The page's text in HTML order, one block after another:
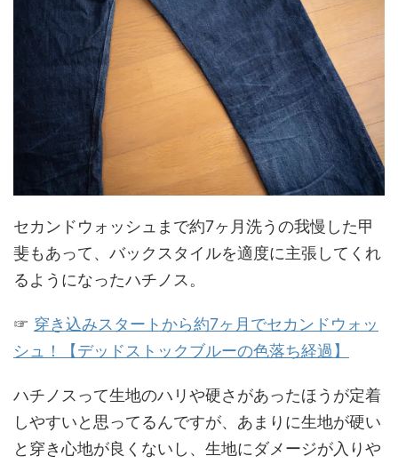
セカンドウォッシュまで約7ヶ月洗うの我慢した甲
斐もあって、バックスタイルを適度に主張してくれ
るようになったハチノス。
☞ 穿き込みスタートから約7ヶ月でセカンドウォッ
シュ！【デッドストックブルーの色落ち経過】
ハチノスって生地のハリや硬さがあったほうが定着
しやすいと思ってるんですが、あまりに生地が硬い
と穿き心地が良くないし、生地にダメージが入りや